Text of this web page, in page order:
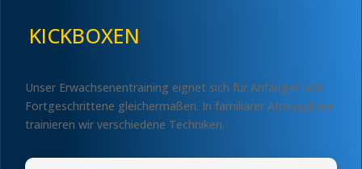
KICKBOXEN
Unser Erwachsenentraining eignet sich für Anfänger und
Fortgeschrittene gleichermaßen. In familiärer Atmosphäre
trainieren wir verschiedene Techniken.